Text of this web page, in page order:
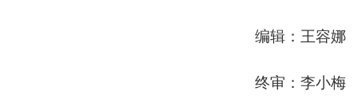
编辑：王容娜
终审：李小梅